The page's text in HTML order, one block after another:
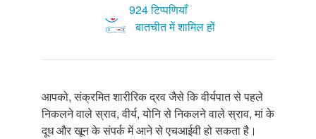
924 टिप्पणियाँ
बातचीत में शामिल हों
आपको, संक्रमित शारीरिक द्रव जैसे कि वीर्यपात से पहले
निकलने वाले स्राव, वीर्य, योनि से निकलने वाले स्राव, मां के
दूध और खून के संपर्क में आने से एचआईवी हो सकता है।